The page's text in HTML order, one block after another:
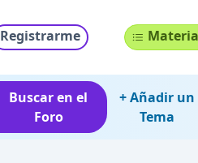
Registrarme
Buscar en el
Foro
+ Añadir un
Tema